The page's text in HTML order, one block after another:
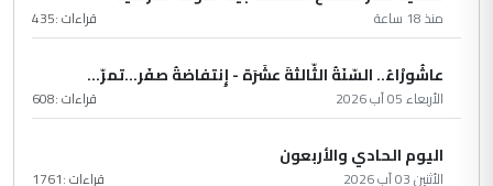
منذ 18 ساعة قراءات :435
عاشُورْاءُ.. السّنَةُ الثّالثةَ عشَرَة - إِنتفاضةُ صفَر…تمرّ...
الأربعاء 05 آب 2026 قراءات :608
اليوم الحادي والأربعون
الأثنين 03 آب 2026 قراءات :1761